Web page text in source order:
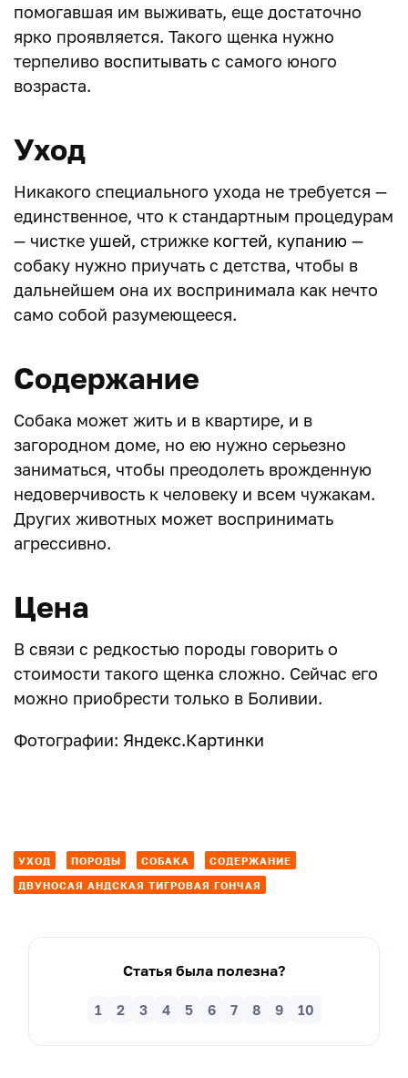
помогавшая им выживать, еще достаточно
ярко проявляется. Такого щенка нужно
терпеливо воспитывать с самого юного
возраста.
Уход
Никакого специального ухода не требуется —
единственное, что к стандартным процедурам
— чистке ушей, стрижке когтей, купанию —
собаку нужно приучать с детства, чтобы в
дальнейшем она их воспринимала как нечто
само собой разумеющееся.
Содержание
Собака может жить и в квартире, и в
загородном доме, но ею нужно серьезно
заниматься, чтобы преодолеть врожденную
недоверчивость к человеку и всем чужакам.
Других животных может воспринимать
агрессивно.
Цена
В связи с редкостью породы говорить о
стоимости такого щенка сложно. Сейчас его
можно приобрести только в Боливии.
Фотографии: Яндекс.Картинки
УХОД ПОРОДЫ СОБАКА СОДЕРЖАНИЕ
ДВУНОСАЯ АНДСКАЯ ТИГРОВАЯ ГОНЧАЯ
Статья была полезна?
10
9
8
7
6
5
4
3
2
1